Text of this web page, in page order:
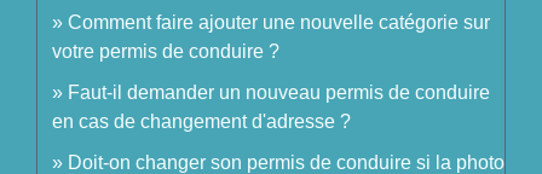
Comment faire ajouter une nouvelle catégorie sur
votre permis de conduire ?
Faut-il demander un nouveau permis de conduire
en cas de changement d'adresse ?
Doit-on changer son permis de conduire si la photo